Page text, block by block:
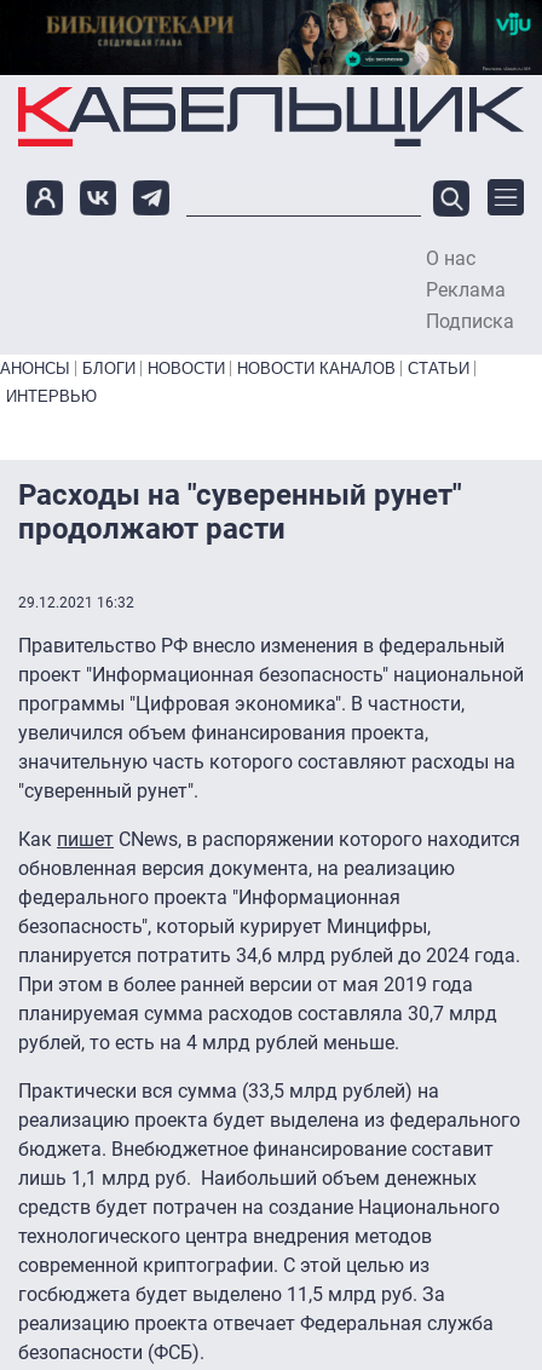
Перейти к основному содержанию
О нас
Реклама
Подписка
Primary links bottom
АНОНСЫ БЛОГИ НОВОСТИ НОВОСТИ КАНАЛОВ
СТАТЬИ
ИНТЕРВЬЮ
Расходы на "суверенный рунет"
продолжают расти
29.12.2021 16:32
Правительство РФ внесло изменения в федеральный
проект "Информационная безопасность" национальной
программы "Цифровая экономика". В частности,
увеличился объем финансирования проекта,
значительную часть которого составляют расходы на
"суверенный рунет".
Как пишет CNews, в распоряжении которого находится
обновленная версия документа, на реализацию
федерального проекта "Информационная
безопасность", который курирует Минцифры,
планируется потратить 34,6 млрд рублей до 2024 года.
При этом в более ранней версии от мая 2019 года
планируемая сумма расходов составляла 30,7 млрд
рублей, то есть на 4 млрд рублей меньше.
Практически вся сумма (33,5 млрд рублей) на
реализацию проекта будет выделена из федерального
бюджета. Внебюджетное финансирование составит
лишь 1,1 млрд руб. Наибольший объем денежных
средств будет потрачен на создание Национального
технологического центра внедрения методов
современной криптографии. С этой целью из
госбюджета будет выделено 11,5 млрд руб. За
реализацию проекта отвечает Федеральная служба
безопасности (ФСБ).